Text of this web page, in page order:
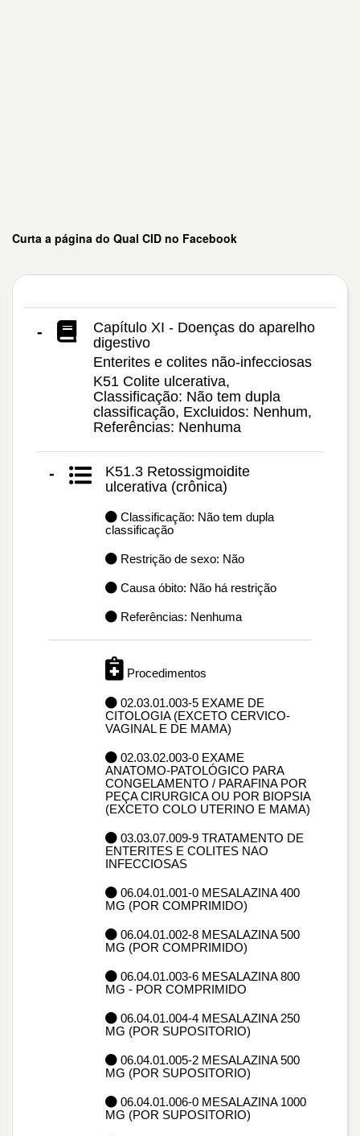
Curta a página do Qual CID no Facebook
-
Capítulo XI - Doenças do aparelho
digestivo
Enterites e colites não-infecciosas
K51 Colite ulcerativa,
Classificação: Não tem dupla
classificação, Excluidos: Nenhum,
Referências: Nenhuma
-
K51.3 Retossigmoidite
ulcerativa (crônica)
Classificação: Não tem dupla
classificação
Restrição de sexo: Não
Causa óbito: Não há restrição
Referências: Nenhuma
Procedimentos
02.03.01.003-5 EXAME DE
CITOLOGIA (EXCETO CERVICO-
VAGINAL E DE MAMA)
02.03.02.003-0 EXAME
ANATOMO-PATOLÓGICO PARA
CONGELAMENTO / PARAFINA POR
PEÇA CIRURGICA OU POR BIOPSIA
(EXCETO COLO UTERINO E MAMA)
03.03.07.009-9 TRATAMENTO DE
ENTERITES E COLITES NAO
INFECCIOSAS
06.04.01.001-0 MESALAZINA 400
MG (POR COMPRIMIDO)
06.04.01.002-8 MESALAZINA 500
MG (POR COMPRIMIDO)
06.04.01.003-6 MESALAZINA 800
MG - POR COMPRIMIDO
06.04.01.004-4 MESALAZINA 250
MG (POR SUPOSITORIO)
06.04.01.005-2 MESALAZINA 500
MG (POR SUPOSITORIO)
06.04.01.006-0 MESALAZINA 1000
MG (POR SUPOSITORIO)